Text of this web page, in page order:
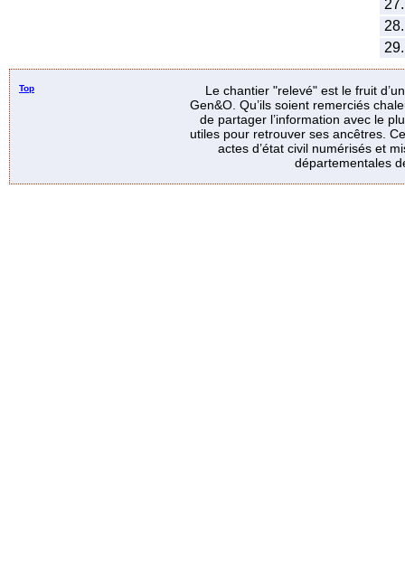
27.
28.
29.
Top
Le chantier "relevé" est le fruit
Gen&O. Qu’ils soient remerciés
de partager l’information avec le
utiles pour retrouver ses ancêtres.
actes d’état civil numérisés et
départementales